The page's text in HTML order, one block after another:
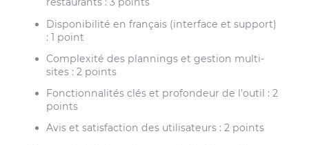
Disponibilité en français (interface et support)
: 1 point
Complexité des plannings et gestion multi-
sites : 2 points
Fonctionnalités clés et profondeur de l’outil : 2
points
Avis et satisfaction des utilisateurs : 2 points